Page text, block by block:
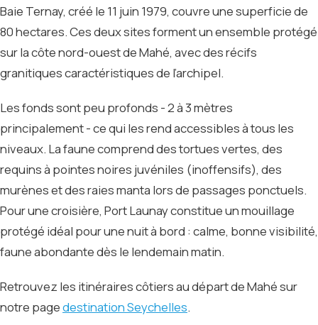
Baie Ternay, créé le 11 juin 1979, couvre une superficie de
80 hectares. Ces deux sites forment un ensemble protégé
sur la côte nord-ouest de Mahé, avec des récifs
granitiques caractéristiques de l’archipel.
Les fonds sont peu profonds - 2 à 3 mètres
principalement - ce qui les rend accessibles à tous les
niveaux. La faune comprend des tortues vertes, des
requins à pointes noires juvéniles (inoffensifs), des
murènes et des raies manta lors de passages ponctuels.
Pour une croisière, Port Launay constitue un mouillage
protégé idéal pour une nuit à bord : calme, bonne visibilité,
faune abondante dès le lendemain matin.
Retrouvez les itinéraires côtiers au départ de Mahé sur
notre pagedestination Seychelles.